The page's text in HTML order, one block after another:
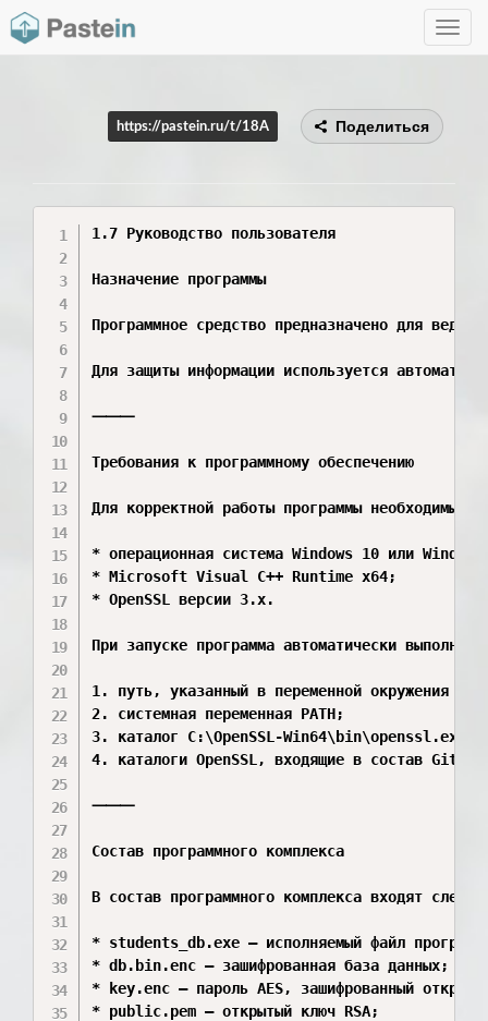
Toggle
https://pastein.ru/t/18A Поделиться
1.7 Руководство пользователя
Назначение программы
Программное средство предназначено для
Для защиты информации используется
⸻
Требования к программному обеспечению
Для корректной работы программы необходимы
* операционная система Windows 10 или
* Microsoft Visual C++ Runtime x64;
* OpenSSL версии 3.x.
При запуске программа автоматически
1. путь, указанный в переменной окружения
2. системная переменная PATH;
3. каталог C:\OpenSSL-Win64\bin\openssl.exe;
4. каталоги OpenSSL, входящие в состав Git
⸻
Состав программного комплекса
В состав программного комплекса входят
* students_db.exe — исполняемый файл
* db.bin.enc — зашифрованная база данных;
* key.enc — пароль AES, зашифрованный
* public.pem — открытый ключ RSA;